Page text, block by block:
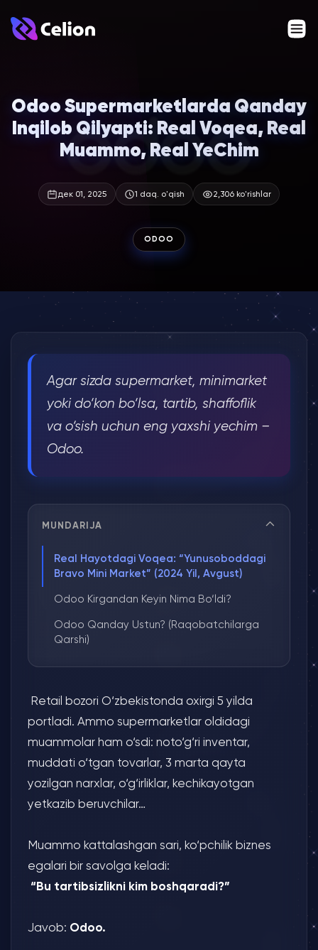
Odoo Supermarketlarda Qanday
Inqilob Qilyapti: Real Voqea, Real
Muammo, Real YeChim
дек 01, 2025 1 daq. o'qish 2,306 ko'rishlar
ODOO
Agar sizda supermarket, minimarket
yoki do‘kon bo‘lsa, tartib, shaffoflik
va o‘sish uchun eng yaxshi yechim –
Odoo.
MUNDARIJA
Real Hayotdagi Voqea: “Yunusoboddagi
Bravo Mini Market” (2024 Yil, Avgust)
Odoo Kirgandan Keyin Nima Bo‘ldi?
Odoo Qanday Ustun? (Raqobatchilarga
Qarshi)
Retail bozori O‘zbekistonda oxirgi 5 yilda
portladi. Ammo supermarketlar oldidagi
muammolar ham o‘sdi: noto‘g‘ri inventar,
muddati o‘tgan tovarlar, 3 marta qayta
yozilgan narxlar, o‘g‘irliklar, kechikayotgan
yetkazib beruvchilar…
Muammo kattalashgan sari, ko‘pchilik biznes
egalari bir savolga keladi:
“Bu tartibsizlikni kim boshqaradi?”
Javob: Odoo.